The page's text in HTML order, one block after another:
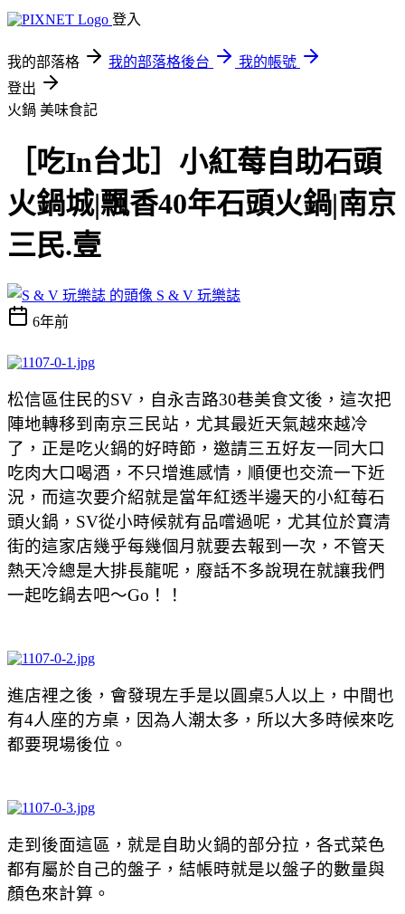
登入
我的部落格 我的部落格後台
我的帳號
登出
火鍋 美味食記
［吃In台北］小紅莓自助石頭
火鍋城|飄香40年石頭火鍋|南京
三民.壹
S & V 玩樂誌
6年前
松信區住民的SV，自永吉路30巷美食文後，這次把
陣地轉移到南京三民站，尤其最近天氣越來越冷
了，正是吃火鍋的好時節，邀請三五好友一同大口
吃肉大口喝酒，不只增進感情，順便也交流一下近
況，而這次要介紹就是當年紅透半邊天的小紅莓石
頭火鍋，SV從小時候就有品嚐過呢，尤其位於寶清
街的這家店幾乎每幾個月就要去報到一次，不管天
熱天冷總是大排長龍呢，廢話不多說現在就讓我們
一起吃鍋去吧～Go！！
進店裡之後，會發現左手是以圓桌5人以上，中間也
有4人座的方桌，因為人潮太多，所以大多時候來吃
都要現場後位。
走到後面這區，就是自助火鍋的部分拉，各式菜色
都有屬於自己的盤子，結帳時就是以盤子的數量與
顏色來計算。